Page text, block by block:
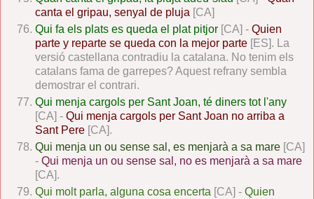
canta el gripau, senyal de pluja [CA]
Qui fa els plats es queda el plat pitjor [CA] - Quien
parte y reparte se queda con la mejor parte [ES]. La
versió castellana contradiu la catalana. No tenim els
catalans fama de garrepes? Aquest refrany sembla
demostrar el contrari.
Qui menja cargols per Sant Joan, té diners tot l'any
[CA] - Qui menja cargols per Sant Joan no arriba a
Sant Pere [CA].
Qui menja un ou sense sal, es menjarà a sa mare [CA]
- Qui menja un ou sense sal, no es menjarà a sa mare
[CA].
Qui molt parla, alguna cosa encerta [CA] - Quien